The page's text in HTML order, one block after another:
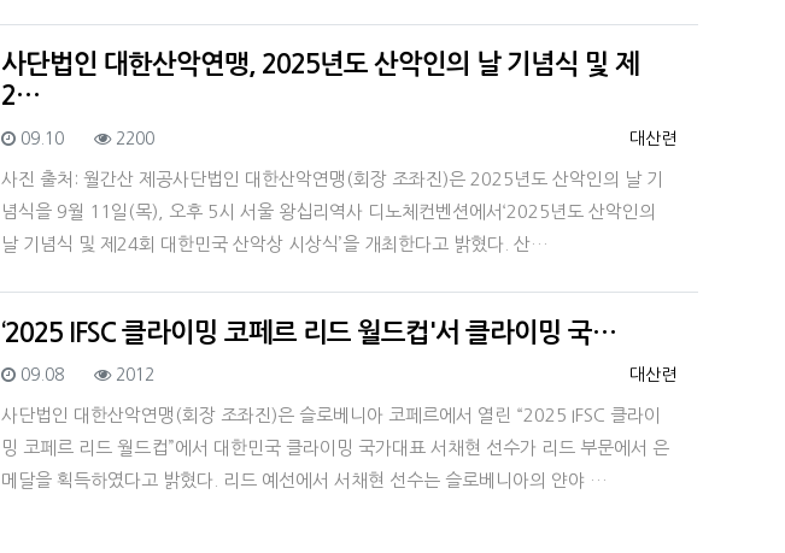
사단법인 대한산악연맹, 2025년도 산악인의 날 기념식 및 제
2…
등록자
대산련
등록일
09.10 조회
2200
사진 출처: 월간산 제공사단법인 대한산악연맹(회장 조좌진)은 2025년도 산악인의 날 기
념식을 9월 11일(목), 오후 5시 서울 왕십리역사 디노체컨벤션에서‘2025년도 산악인의
날 기념식 및 제24회 대한민국 산악상 시상식’을 개최한다고 밝혔다. 산…
‘2025 IFSC 클라이밍 코페르 리드 월드컵'서 클라이밍 국…
등록자
대산련
등록일
09.08 조회
2012
사단법인 대한산악연맹(회장 조좌진)은 슬로베니아 코페르에서 열린 “2025 IFSC 클라이
밍 코페르 리드 월드컵”에서 대한민국 클라이밍 국가대표 서채현 선수가 리드 부문에서 은
메달을 획득하였다고 밝혔다. 리드 예선에서 서채현 선수는 슬로베니아의 얀야 …